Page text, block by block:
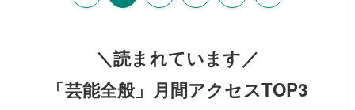
＼読まれています／
「芸能全般」月間アクセスTOP3